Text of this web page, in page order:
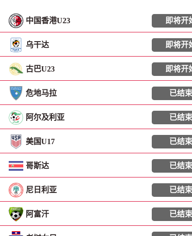
中国香港U23 即将开
乌干达 即将开
古巴U23 即将开
危地马拉 已结束
阿尔及利亚 已结束
美国U17 已结束
哥斯达 已结束
尼日利亚 已结束
阿富汗 已结束